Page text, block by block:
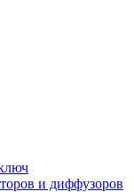
и диффузоров